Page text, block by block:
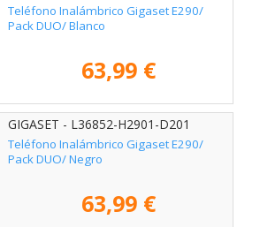
Teléfono Inalámbrico Gigaset E290/
Pack DUO/ Blanco
63,99 €
GIGASET - L36852-H2901-D201
Teléfono Inalámbrico Gigaset E290/
Pack DUO/ Negro
63,99 €